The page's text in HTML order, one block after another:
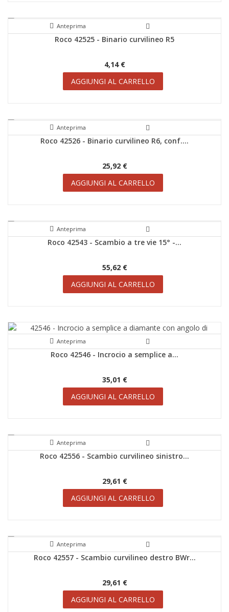
Anteprima
Roco 42525 - Binario curvilineo R5
4,14 €
AGGIUNGI AL CARRELLO
Anteprima
Roco 42526 - Binario curvilineo R6, conf....
25,92 €
AGGIUNGI AL CARRELLO
Anteprima
Roco 42543 - Scambio a tre vie 15° -...
55,62 €
AGGIUNGI AL CARRELLO
SCONTI!
Anteprima
Roco 42546 - Incrocio a semplice a...
35,01 €
AGGIUNGI AL CARRELLO
Anteprima
Roco 42556 - Scambio curvilineo sinistro...
29,61 €
AGGIUNGI AL CARRELLO
Anteprima
Roco 42557 - Scambio curvilineo destro BWr...
29,61 €
AGGIUNGI AL CARRELLO